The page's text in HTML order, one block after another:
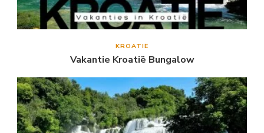
KROATIË
Vakantie Kroatië Bungalow